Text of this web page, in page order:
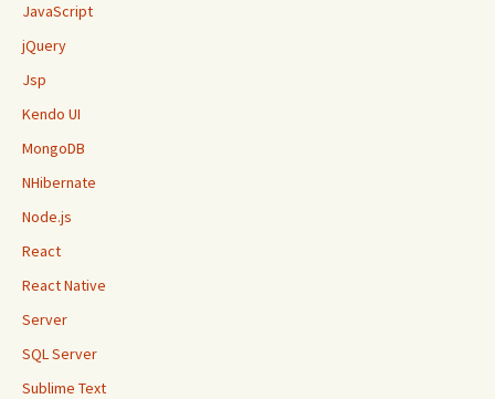
JavaScript
jQuery
Jsp
Kendo UI
MongoDB
NHibernate
Node.js
React
React Native
Server
SQL Server
Sublime Text